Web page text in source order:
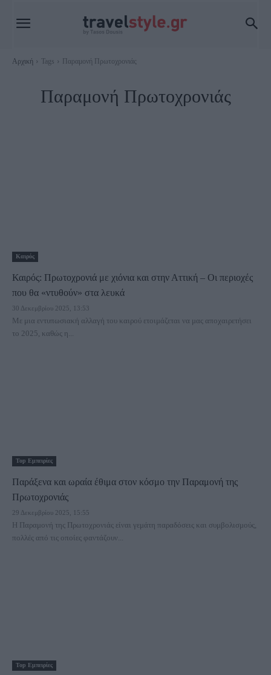
Αρχική Tags Παραμονή Πρωτοχρονιάς
Παραμονή Πρωτοχρονιάς
Καιρός
Καιρός: Πρωτοχρονιά με χιόνια και στην Αττική – Οι περιοχές
που θα «ντυθούν» στα λευκά
30 Δεκεμβρίου 2025, 13:53
Με μια εντυπωσιακή αλλαγή του καιρού ετοιμάζεται να μας αποχαιρετήσει
το 2025, καθώς η...
Τοp Εμπειρίες
Παράξενα και ωραία έθιμα στον κόσμο την Παραμονή της
Πρωτοχρονιάς
29 Δεκεμβρίου 2025, 15:55
Η Παραμονή της Πρωτοχρονιάς είναι γεμάτη παραδόσεις και συμβολισμούς,
πολλές από τις οποίες φαντάζουν...
Τοp Εμπειρίες